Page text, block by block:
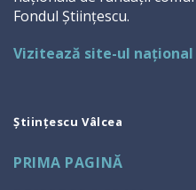
Fondul Științescu.
Vizitează site-ul național
Științescu Vâlcea
PRIMA PAGINĂ